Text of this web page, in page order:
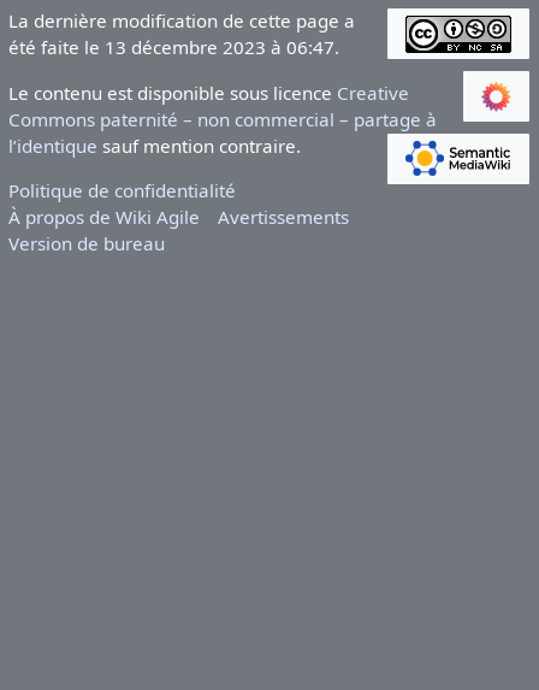
La dernière modification de cette page a
été faite le 13 décembre 2023 à 06:47.
Le contenu est disponible sous licence Creative
Commons paternité – non commercial – partage à
l’identique sauf mention contraire.
Politique de confidentialité
À propos de Wiki Agile
Avertissements
Version de bureau